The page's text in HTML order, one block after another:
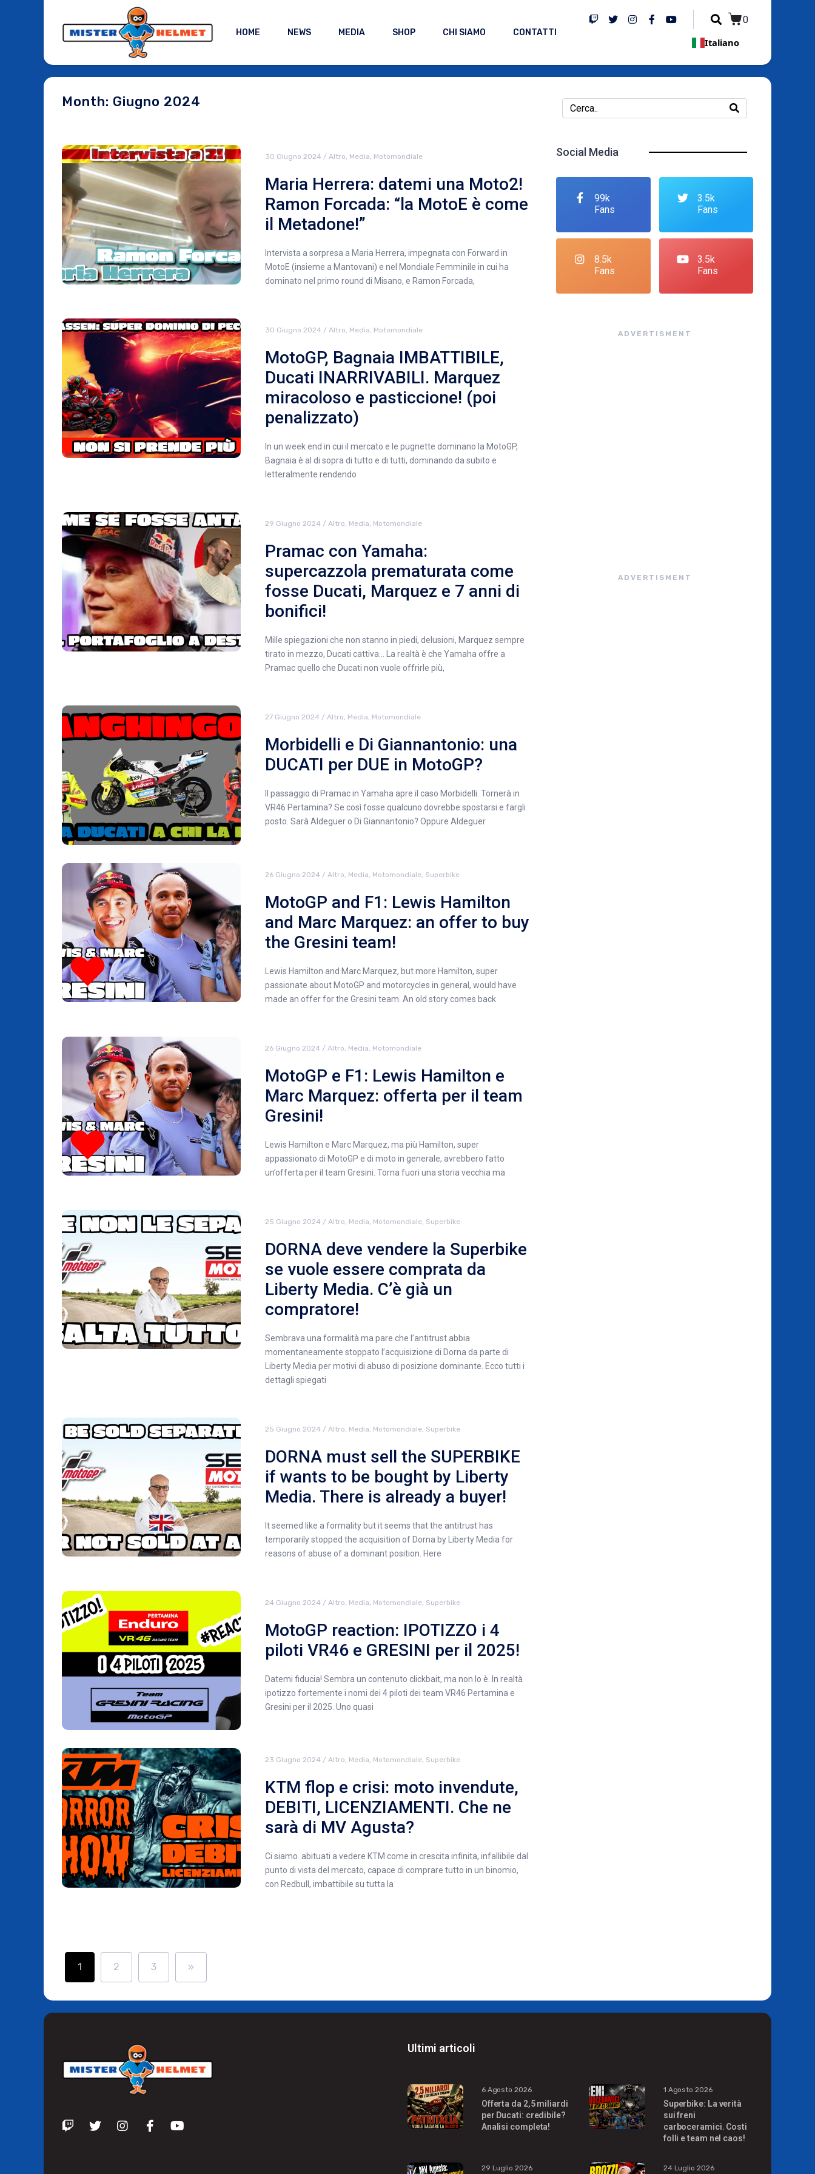
HOME NEWS MEDIA SHOP CHI SIAMO CONTATTI
0
Italiano
Month: Giugno 2024
30 Giugno 2024 / Altro, Media, Motomondiale
Maria Herrera: datemi una Moto2!
Ramon Forcada: “la MotoE è come
il Metadone!”
Intervista a sorpresa a Maria Herrera, impegnata con Forward in
MotoE (insieme a Mantovani) e nel Mondiale Femminile in cui ha
dominato nel primo round di Misano, e Ramon Forcada,
30 Giugno 2024 / Altro, Media, Motomondiale
MotoGP, Bagnaia IMBATTIBILE,
Ducati INARRIVABILI. Marquez
miracoloso e pasticcione! (poi
penalizzato)
In un week end in cui il mercato e le pugnette dominano la MotoGP,
Bagnaia è al di sopra di tutto e di tutti, dominando da subito e
letteralmente rendendo
29 Giugno 2024 / Altro, Media, Motomondiale
Pramac con Yamaha:
supercazzola prematurata come
fosse Ducati, Marquez e 7 anni di
bonifici!
Mille spiegazioni che non stanno in piedi, delusioni, Marquez sempre
tirato in mezzo, Ducati cattiva… La realtà è che Yamaha offre a
Pramac quello che Ducati non vuole offrirle più,
27 Giugno 2024 / Altro, Media, Motomondiale
Morbidelli e Di Giannantonio: una
DUCATI per DUE in MotoGP?
Il passaggio di Pramac in Yamaha apre il caso Morbidelli. Tornerà in
VR46 Pertamina? Se così fosse qualcuno dovrebbe spostarsi e fargli
posto. Sarà Aldeguer o Di Giannantonio? Oppure Aldeguer
26 Giugno 2024 / Altro Media Motomondiale, Superbike
MotoGP and F1: Lewis Hamilton
and Marc Marquez: an offer to buy
the Gresini team!
Lewis Hamilton and Marc Marquez, but more Hamilton, super
passionate about MotoGP and motorcycles in general, would have
made an offer for the Gresini team. An old story comes back
26 Giugno 2024 / Altro Media Motomondiale
MotoGP e F1: Lewis Hamilton e
Marc Marquez: offerta per il team
Gresini!
Lewis Hamilton e Marc Marquez, ma più Hamilton, super
appassionato di MotoGP e di moto in generale, avrebbero fatto
un’offerta per il team Gresini. Torna fuori una storia vecchia ma
25 Giugno 2024 / Altro Media Motomondiale, Superbike
DORNA deve vendere la Superbike
se vuole essere comprata da
Liberty Media. C’è già un
compratore!
Sembrava una formalità ma pare che l’antitrust abbia
momentaneamente stoppato l’acquisizione di Dorna da parte di
Liberty Media per motivi di abuso di posizione dominante. Ecco tutti i
dettagli spiegati
25 Giugno 2024 / Altro Media Motomondiale, Superbike
DORNA must sell the SUPERBIKE
if wants to be bought by Liberty
Media. There is already a buyer!
It seemed like a formality but it seems that the antitrust has
temporarily stopped the acquisition of Dorna by Liberty Media for
reasons of abuse of a dominant position. Here
24 Giugno 2024 / Altro Media Motomondiale, Superbike
MotoGP reaction: IPOTIZZO i 4
piloti VR46 e GRESINI per il 2025!
Datemi fiducia! Sembra un contenuto clickbait, ma non lo è. In realtà
ipotizzo fortemente i nomi dei 4 piloti dei team VR46 Pertamina e
Gresini per il 2025. Uno quasi
23 Giugno 2024 / Altro, Media, Motomondiale, Superbike
KTM flop e crisi: moto invendute,
DEBITI, LICENZIAMENTI. Che ne
sarà di MV Agusta?
Ci siamo abituati a vedere KTM come in crescita infinita, infallibile dal
punto di vista del mercato, capace di comprare tutto in un binomio,
con Redbull, imbattibile su tutta la
1 2 3 »
Social Media
99k
Fans
3.5k
Fans
8.5k
Fans
3.5k
Fans
ADVERTISMENT
ADVERTISMENT
Ultimi articoli
6 Agosto 2026
Offerta da 2,5 miliardi
per Ducati: credibile?
Analisi completa!
1 Agosto 2026
Superbike: La verità
sui freni
carboceramici. Costi
folli e team nel caos!
29 Luglio 2026 24 Luglio 2026